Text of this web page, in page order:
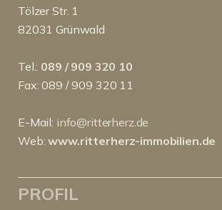
Tölzer Str. 1
82031 Grünwald
Tel.: 089 / 909 320 10
Fax: 089 / 909 320 11
E-Mail: info@ritterherz.de
Web:www.ritterherz-immobilien.de
PROFIL